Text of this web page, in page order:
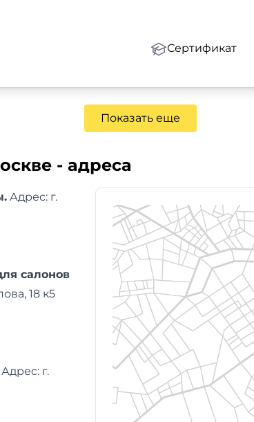
Сертификат
Показать еще
- адреса
Адреc: г.
салонов
18 к5
Адреc: г.